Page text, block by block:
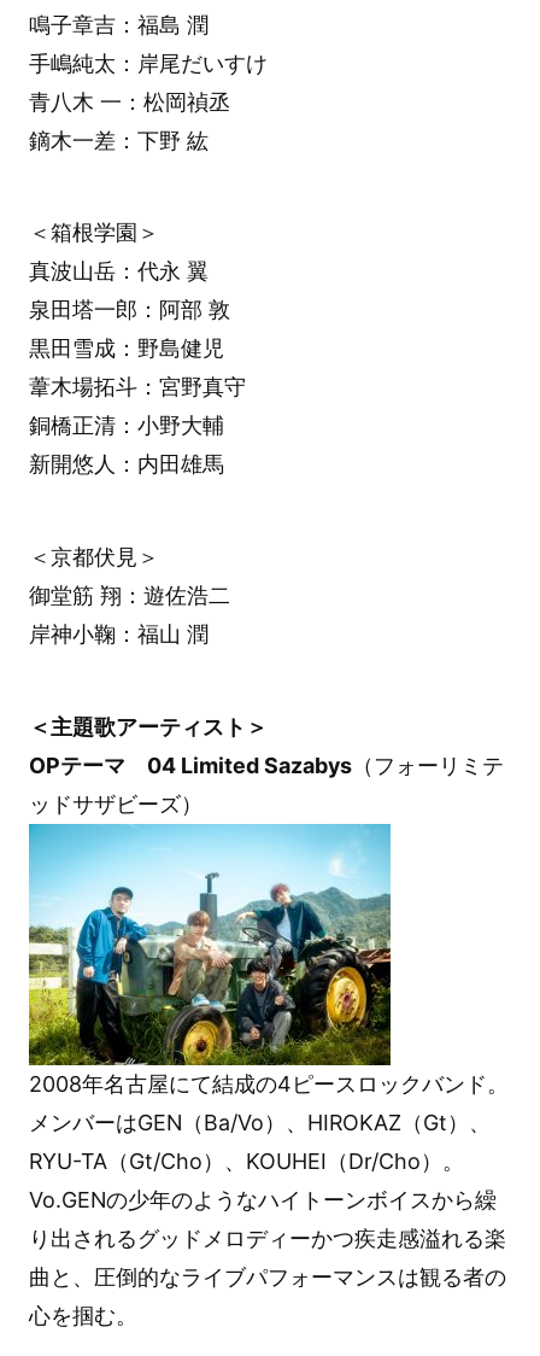
鳴子章吉：福島 潤
手嶋純太：岸尾だいすけ
青八木 一：松岡禎丞
鏑木一差：下野 紘
＜箱根学園＞
真波山岳：代永 翼
泉田塔一郎：阿部 敦
黒田雪成：野島健児
葦木場拓斗：宮野真守
銅橋正清：小野大輔
新開悠人：内田雄馬
＜京都伏見＞
御堂筋 翔：遊佐浩二
岸神小鞠：福山 潤
＜主題歌アーティスト＞
OPテーマ 04 Limited Sazabys（フォーリミテ
ッドサザビーズ）
2008年名古屋にて結成の4ピースロックバンド。
メンバーはGEN（Ba/Vo）、HIROKAZ（Gt）、
RYU-TA（Gt/Cho）、KOUHEI（Dr/Cho）。
Vo.GENの少年のようなハイトーンボイスから繰
り出されるグッドメロディーかつ疾走感溢れる楽
曲と、圧倒的なライブパフォーマンスは観る者の
心を掴む。